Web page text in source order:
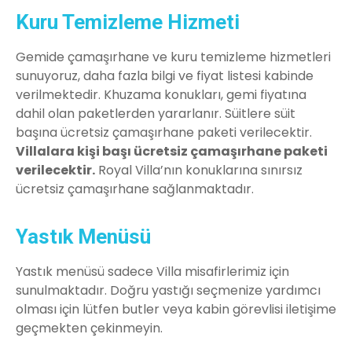
Kuru Temizleme Hizmeti
Gemide çamaşırhane ve kuru temizleme hizmetleri
sunuyoruz, daha fazla bilgi ve fiyat listesi kabinde
verilmektedir. Khuzama konukları, gemi fiyatına
dahil olan paketlerden yararlanır. Süitlere süit
başına ücretsiz çamaşırhane paketi verilecektir.
Villalara kişi başı ücretsiz çamaşırhane paketi
verilecektir. Royal Villa’nın konuklarına sınırsız
ücretsiz çamaşırhane sağlanmaktadır.
Yastık Menüsü
Yastık menüsü sadece Villa misafirlerimiz için
sunulmaktadır. Doğru yastığı seçmenize yardımcı
olması için lütfen butler veya kabin görevlisi iletişime
geçmekten çekinmeyin.